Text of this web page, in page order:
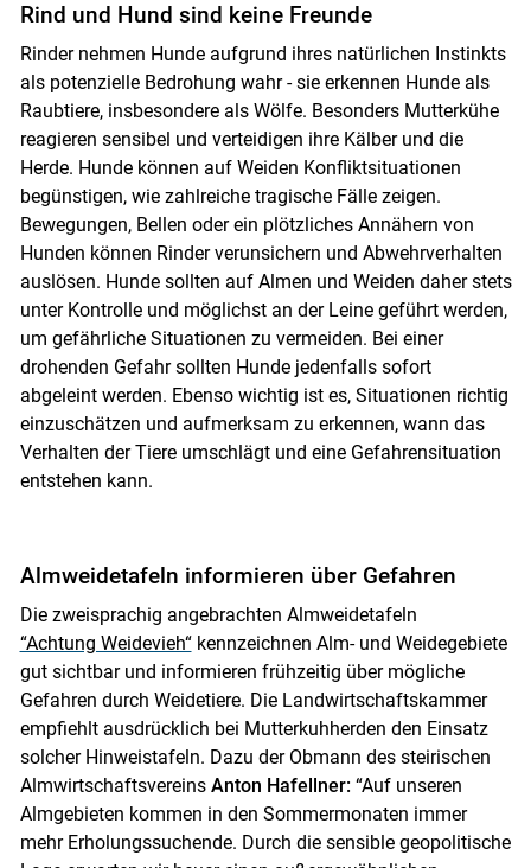
Rind und Hund sind keine Freunde
Rinder nehmen Hunde aufgrund ihres natürlichen Instinkts
als potenzielle Bedrohung wahr - sie erkennen Hunde als
Raubtiere, insbesondere als Wölfe. Besonders Mutterkühe
reagieren sensibel und verteidigen ihre Kälber und die
Herde. Hunde können auf Weiden Konfliktsituationen
begünstigen, wie zahlreiche tragische Fälle zeigen.
Bewegungen, Bellen oder ein plötzliches Annähern von
Hunden können Rinder verunsichern und Abwehrverhalten
auslösen. Hunde sollten auf Almen und Weiden daher stets
unter Kontrolle und möglichst an der Leine geführt werden,
um gefährliche Situationen zu vermeiden. Bei einer
drohenden Gefahr sollten Hunde jedenfalls sofort
abgeleint werden. Ebenso wichtig ist es, Situationen richtig
einzuschätzen und aufmerksam zu erkennen, wann das
Verhalten der Tiere umschlägt und eine Gefahrensituation
entstehen kann.
Almweidetafeln informieren über Gefahren
Die zweisprachig angebrachten Almweidetafeln
“Achtung Weidevieh“kennzeichnen Alm- und Weidegebiete
gut sichtbar und informieren frühzeitig über mögliche
Gefahren durch Weidetiere. Die Landwirtschaftskammer
empfiehlt ausdrücklich bei Mutterkuhherden den Einsatz
solcher Hinweistafeln. Dazu der Obmann des steirischen
Almwirtschaftsvereins Anton Hafellner: “Auf unseren
Almgebieten kommen in den Sommermonaten immer
mehr Erholungssuchende. Durch die sensible geopolitische